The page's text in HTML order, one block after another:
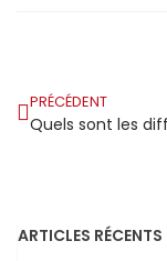
PRÉCÉDENT
ARTICLES RÉCENTS